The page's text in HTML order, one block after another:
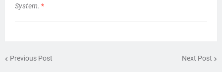
System. *
Previous Post Next Post